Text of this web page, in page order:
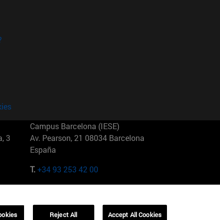
3
Campus Barcelona (IESE)
Av. Pearson, 21 08034 Barcelona
España
T.+34 93 253 42 00
01321001 Bela Vista Brasil
Reject All Accept All Cookies